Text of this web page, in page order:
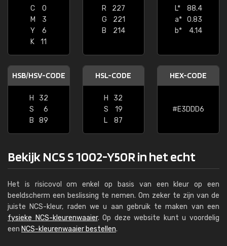
C
0
M
3
Y
6
K
11
R
227
G
221
B
214
L*
88.4
a*
0.83
b*
4.14
HSB/HSV-CODE
H
32
S
6
B
89
HSL-CODE
H
32
S
19
L
87
HEX-CODE
#E3DDD6
Bekijk NCS S 1002-Y50R in het echt
Het is risicovol om enkel op basis van een kleur op een
beeldscherm een beslissing te nemen. Om zeker te zijn van de
juiste NCS-kleur, raden we u aan gebruik te maken van een
fysieke NCS-kleurenwaaier. Op deze website kunt u voordelig
een NCS-kleurenwaaier bestellen.